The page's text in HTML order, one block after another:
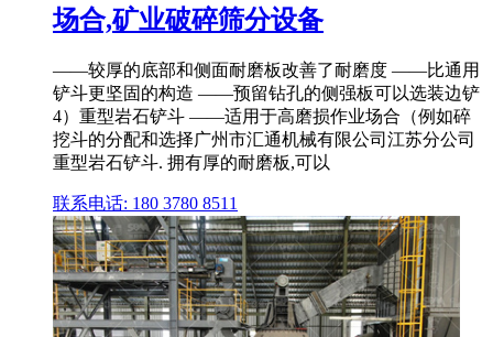
场合,矿业破碎筛分设备
——较厚的底部和侧面耐磨板改善了耐磨度 ——比通用
铲斗更坚固的构造 ——预留钻孔的侧强板可以选装边铲
4）重型岩石铲斗 ——适用于高磨损作业场合（例如碎
挖斗的分配和选择广州市汇通机械有限公司江苏分公司
重型岩石铲斗. 拥有厚的耐磨板,可以
联系电话: 180 3780 8511